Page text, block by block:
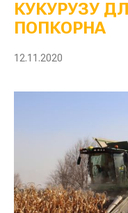
КУКУРУЗУ
ПОПКОРНА
12.11.2020